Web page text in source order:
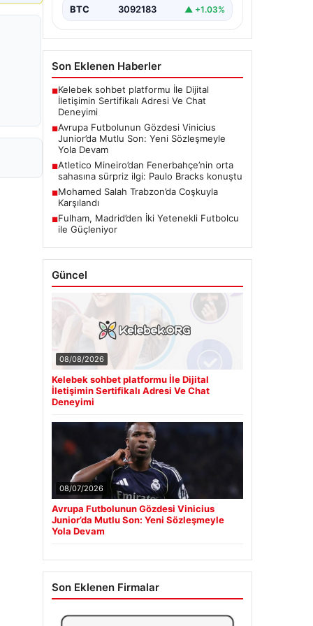
BTC 3092183 ▲ +1.03%
Son Eklenen Haberler
■Kelebek sohbet platformu İle Dijital
İletişimin Sertifikalı Adresi Ve Chat
Deneyimi
■Avrupa Futbolunun Gözdesi Vinicius
Junior’da Mutlu Son: Yeni Sözleşmeyle
Yola Devam
■Atletico Mineiro’dan Fenerbahçe’nin orta
sahasına sürpriz ilgi: Paulo Bracks konuştu
■Mohamed Salah Trabzon’da Coşkuyla
Karşılandı
■Fulham, Madrid’den İki Yetenekli Futbolcu
ile Güçleniyor
Güncel
08/08/2026
Kelebek sohbet platformu İle Dijital
İletişimin Sertifikalı Adresi Ve Chat
Deneyimi
08/07/2026
Avrupa Futbolunun Gözdesi Vinicius
Junior’da Mutlu Son: Yeni Sözleşmeyle
Yola Devam
Son Eklenen Firmalar